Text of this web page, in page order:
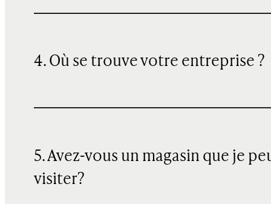
4. Où se trouve votre entreprise ?
5. Avez-vous un magasin que je
visiter?